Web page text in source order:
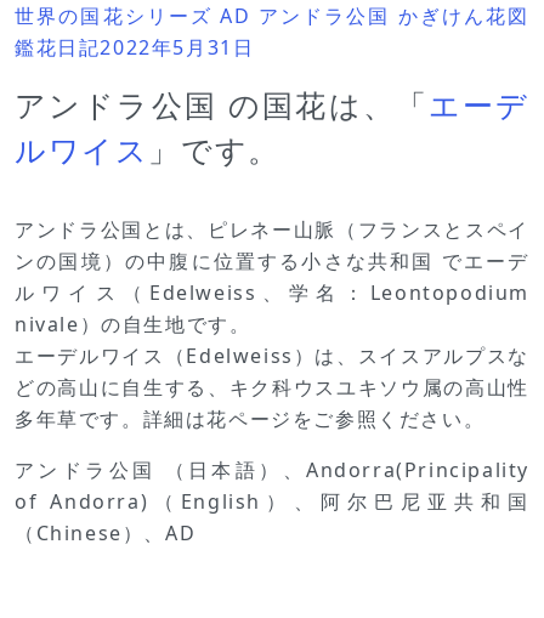
世界の国花シリーズ AD アンドラ公国 かぎけん花図
鑑花日記2022年5月31日
アンドラ公国 の国花は、「エーデ
ルワイス 」です。
アンドラ公国とは、ピレネー山脈（フランスとスペイ
ンの国境）の中腹に位置する小さな共和国 でエーデ
ルワイス（Edelweiss、学名：Leontopodium
nivale）の自生地です。
エーデルワイス（Edelweiss）は、スイスアルプスな
どの高山に自生する、キク科ウスユキソウ属の高山性
多年草です。詳細は花ページをご参照ください。
アンドラ公国 （日本語）、Andorra(Principality
of Andorra)（English）、阿尔巴尼亚共和国
（Chinese）、AD